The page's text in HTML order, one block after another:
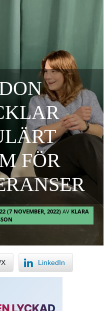
FÖR
(7 NOVEMBER, 2022) AV KLARA
LinkedIn